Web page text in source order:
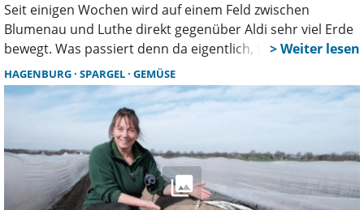
Seit einigen Wochen wird auf einem Feld zwischen
Blumenau und Luthe direkt gegenüber Aldi sehr viel Erde
bewegt. Was passiert denn da eigentlich, fragen sich
einige? Der Stadtanzeiger hat mit dem Bauherrn
gesprochen.
HAGENBURG SPARGEL GEMÜSE